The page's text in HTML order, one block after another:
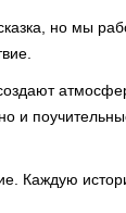
но мы
и
Каждую